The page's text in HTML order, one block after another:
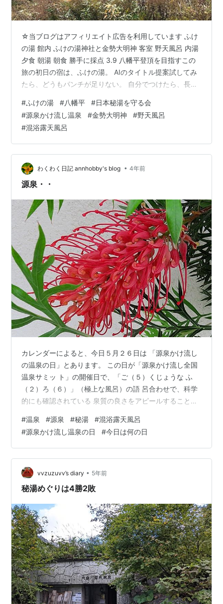
☆当ブログはアフィリエイト広告を利用しています ふけ
の湯 館内 ふけの湯神社と金勢大明神 客室 野天風呂 内湯
夕食 朝湯 朝食 勝手に採点 3.9 八幡平登頂を目指すこの
旅の初日の宿は、ふけの湯。 AIのタイトル提案試してみ
たら、どうもパンチが足りない。 自分でつけたら、長い
ことがあると言うことで😁 ふけの湯 すごいカーブの道
を、スタッドレスタイヤ装着、累計100,000km超走行距
離の年代感じるレンタカーで走る隊長。 源泉秘湯の宿に
到着。 ふけの湯は宝永年間(1704～11)の発見と伝わる、
400年も前からこんこんと湧き出る効能豊かな源泉…
#ふけの湯 #八幡平 #日本秘湯を守る会
#源泉かけ流し温泉 #金勢大明神 #野天風呂
#混浴露天風呂
わくわく日記 annhobby's blog • 4年前
源泉・・
カレンダーによると、今日５月２６日は 「源泉かけ流し
の温泉の日」とあります。 この日が「源泉かけ流し全国
温泉サミッ ト」の開催日で、「ご（５）くじょうな ふ
（２）ろ（６）」（極上な風呂）の語 呂合わせで、科学
的にも確認されている 泉質の良さをアピールすることが
件で いいですね・・。もっとも、ごく限られ た温泉しか
知らないので、地獄とかつい た温泉は命の危険を伴う恐
ろしい温泉な かも？・・。 また秘湯とか、混浴露天風呂
とか、とて つもなくぬるい温泉とか・・・。 温泉、ゆっ
くり浸かって、リラックス出 来れば言うことなしでしょ
うか・・。 でも、コ…
#温泉 #源泉 #秘湯 #混浴露天風呂
#源泉かけ流し温泉の日 #今日は何の日
vvzuzuvv’s diary • 5年前
秘湯めぐりは4勝2敗